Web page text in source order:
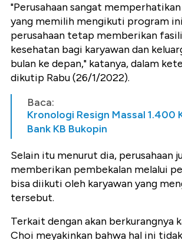
"Perusahaan sangat
yang memilih mengikuti program
perusahaan tetap memberikan
kesehatan bagi karyawan dan
bulan ke depan," katanya, dalam
dikutip Rabu (26/1/2022).
Baca:
Kronologi Resign Massal 1.400
Bank KB Bukopin
Selain itu menurut dia, perusahaan
memberikan pembekalan melalui
bisa diikuti oleh karyawan yang
tersebut.
Terkait dengan akan berkurangnya
Choi meyakinkan bahwa hal ini